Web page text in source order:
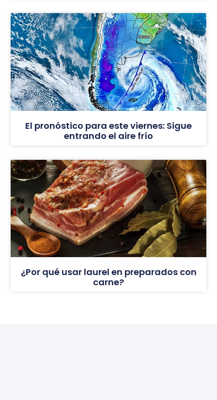
El pronóstico para este viernes: Sigue
entrando el aire frío
¿Por qué usar laurel en preparados con
carne?